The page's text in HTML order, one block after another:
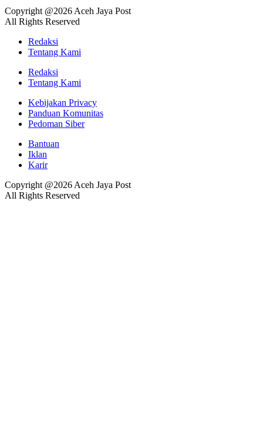
Copyright @2026 Aceh Jaya Post
All Rights Reserved
Redaksi
Tentang Kami
Redaksi
Tentang Kami
Kebijakan Privacy
Panduan Komunitas
Pedoman Siber
Bantuan
Iklan
Karir
Copyright @2026 Aceh Jaya Post
All Rights Reserved